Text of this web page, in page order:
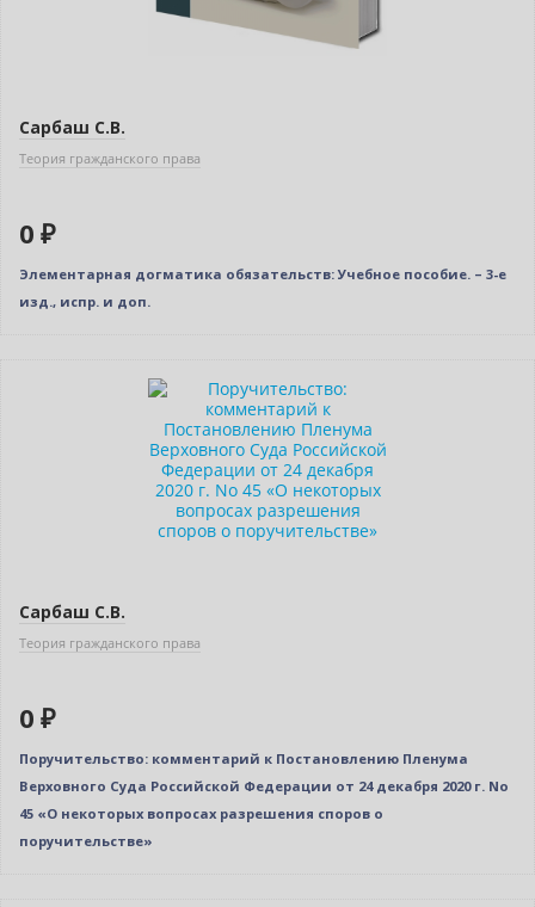
Сарбаш С.В.
Теория гражданского права
0 ₽
Элементарная догматика обязательств: Учебное пособие. – 3-е
изд., испр. и доп.
Сарбаш С.В.
Теория гражданского права
0 ₽
Поручительство: комментарий к Постановлению Пленума
Верховного Суда Российской Федерации от 24 декабря 2020 г. No
45 «О некоторых вопросах разрешения споров о
поручительстве»